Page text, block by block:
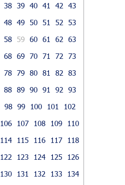
38 39 40 41 42
43
48 49 50 51 52
53
58 59 60 61 62
63
68 69 70 71 72
73
78 79 80 81 82
83
88 89 90 91 92
93
98 99 100 101
102
106 107 108 109
110
114 115 116 117
118
122 123 124 125
126
130 131 132 133
134